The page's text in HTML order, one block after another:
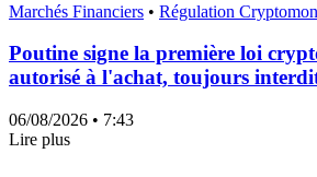
Marchés Financiers • Régulation
Poutine signe la première loi
autorisé à l'achat, toujours
06/08/2026 • 7:43
Lire plus